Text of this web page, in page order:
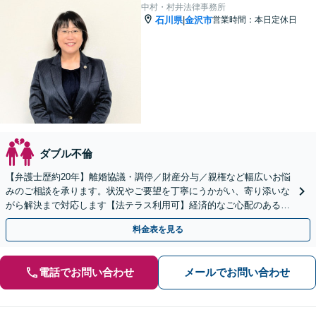
中村・村井法律事務所
石川県|金沢市営業時間：本日定休日
ダブル不倫
【弁護士歴約20年】離婚協議・調停／財産分与／親権など幅広いお悩
みのご相談を承ります。状況やご要望を丁寧にうかがい、寄り添いな
がら解決まで対応します【法テラス利用可】経済的なご心配のある方
も一度ご相談ください
料金表を見る
電話でお問い合わせ メールでお問い合わせ